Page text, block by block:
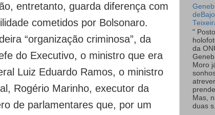
entretanto, guarda diferença com
cometidos por Bolsonaro.
“organização criminosa”, da
do Executivo, o ministro que era
Luiz Eduardo Ramos, o ministro
Rogério Marinho, executor da
de parlamentares que, por um
"
da
Moro
Mas,
duas